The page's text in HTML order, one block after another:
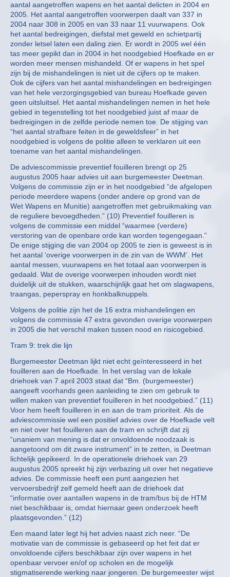
aantal aangetroffen wapens en het aantal delicten in 2004 en
2005. Het aantal aangetroffen voorwerpen daalt van 337 in
2004 naar 308 in 2005 en van 33 naar 11 vuurwapens. Ook
het aantal bedreigingen, diefstal met geweld en schietpartij
zonder letsel laten een daling zien. Er wordt in 2005 wel één
tas meer gepikt dan in 2004 in het noodgebied Hoefkade en er
worden meer mensen mishandeld. Of er wapens in het spel
zijn bij de mishandelingen is niet uit de cijfers op te maken.
Ook de cijfers van het aantal mishandelingen en bedreigingen
van het hele verzorgingsgebied van bureau Hoefkade geven
geen uitsluitsel. Het aantal mishandelingen nemen in het hele
gebied in tegenstelling tot het noodgebied juist af maar de
bedreigingen in de zelfde periode nemen toe. De stijging van
“het aantal strafbare feiten in de geweldsfeer” in het
noodgebied is volgens de politie alleen te verklaren uit een
toename van het aantal mishandelingen.
De adviescommissie preventief fouilleren brengt op 25
augustus 2005 haar advies uit aan burgemeester Deetman.
Volgens de commissie zijn er in het noodgebied “de afgelopen
periode meerdere wapens (onder andere op grond van de
Wet Wapens en Munitie) aangetroffen met gebruikmaking van
de reguliere bevoegdheden.” (10) Preventief fouilleren is
volgens de commissie een middel “waarmee (verdere)
verstoring van de openbare orde kan worden tegengegaan.”
De enige stijging die van 2004 op 2005 te zien is geweest is in
het aantal ‘overige voorwerpen in de zin van de WWM’. Het
aantal messen, vuurwapens en het totaal aan voorwerpen is
gedaald. Wat de overige voorwerpen inhouden wordt niet
duidelijk uit de stukken, waarschijnlijk gaat het om slagwapens,
traangas, peperspray en honkbalknuppels.
Volgens de politie zijn het de 16 extra mishandelingen en
volgens de commissie 47 extra gevonden overige voorwerpen
in 2005 die het verschil maken tussen nood en risicogebied.
Tram 9: trek die lijn
Burgemeester Deetman lijkt niet echt geïnteresseerd in het
fouilleren aan de Hoefkade. In het verslag van de lokale
driehoek van 7 april 2003 staat dat “Bm. (burgemeester)
aangeeft voorhands geen aanleiding te zien om gebruik te
willen maken van preventief fouilleren in het noodgebied.” (11)
Voor hem heeft fouilleren in en aan de tram prioriteit. Als de
adviescommissie wel een positief advies over de Hoefkade velt
en niet over het fouilleren aan de tram en schrijft dat zij
“unaniem van mening is dat er onvoldoende noodzaak is
aangetoond om dit zware instrument” in te zetten, is Deetman
lichtelijk gepikeerd. In de operationele driehoek van 29
augustus 2005 spreekt hij zijn verbazing uit over het negatieve
advies. De commissie heeft een punt aangezien het
vervoersbedrijf zelf gemeld heeft aan de driehoek dat
“informatie over aantallen wapens in de tram/bus bij de HTM
niet beschikbaar is, omdat hiernaar geen onderzoek heeft
plaatsgevonden.” (12)
Een maand later legt hij het advies naast zich neer. “De
motivatie van de commissie is gebaseerd op het feit dat er
onvoldoende cijfers beschikbaar zijn over wapens in het
openbaar vervoer en/of op scholen en de mogelijk
stigmatiserende werking naar jongeren. De burgemeester wijst